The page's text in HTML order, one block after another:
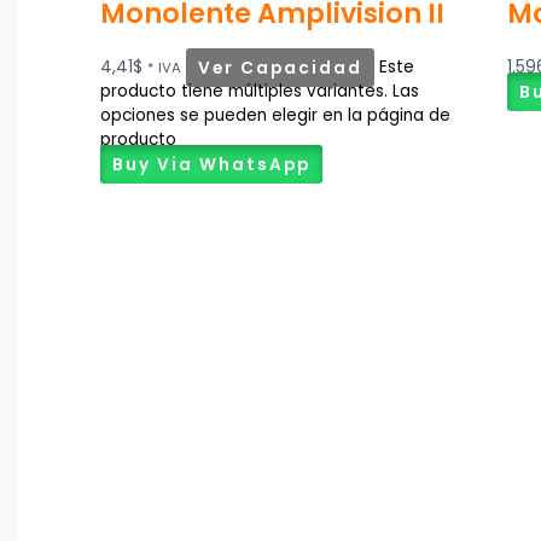
Monolente Amplivision II
4,41$ * IVA Ver Capacidad
Este
producto tiene múltiples variantes. Las
opciones se pueden elegir en la página de
producto
Buy Via WhatsApp